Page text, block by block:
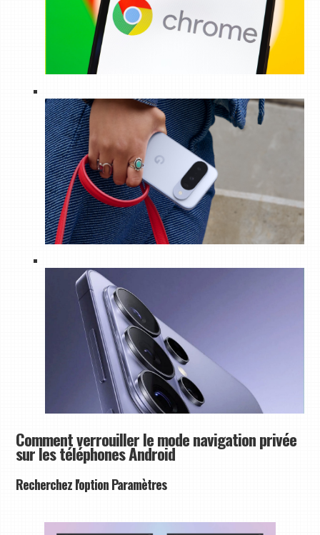
Comment verrouiller le mode navigation privée
sur les téléphones Android
Recherchez l'option Paramètres